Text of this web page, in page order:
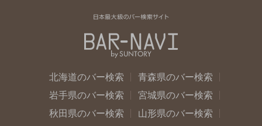
北海道のバー検索
青森県のバー検索
岩手県のバー検索
宮城県のバー検索
秋田県のバー検索
山形県のバー検索